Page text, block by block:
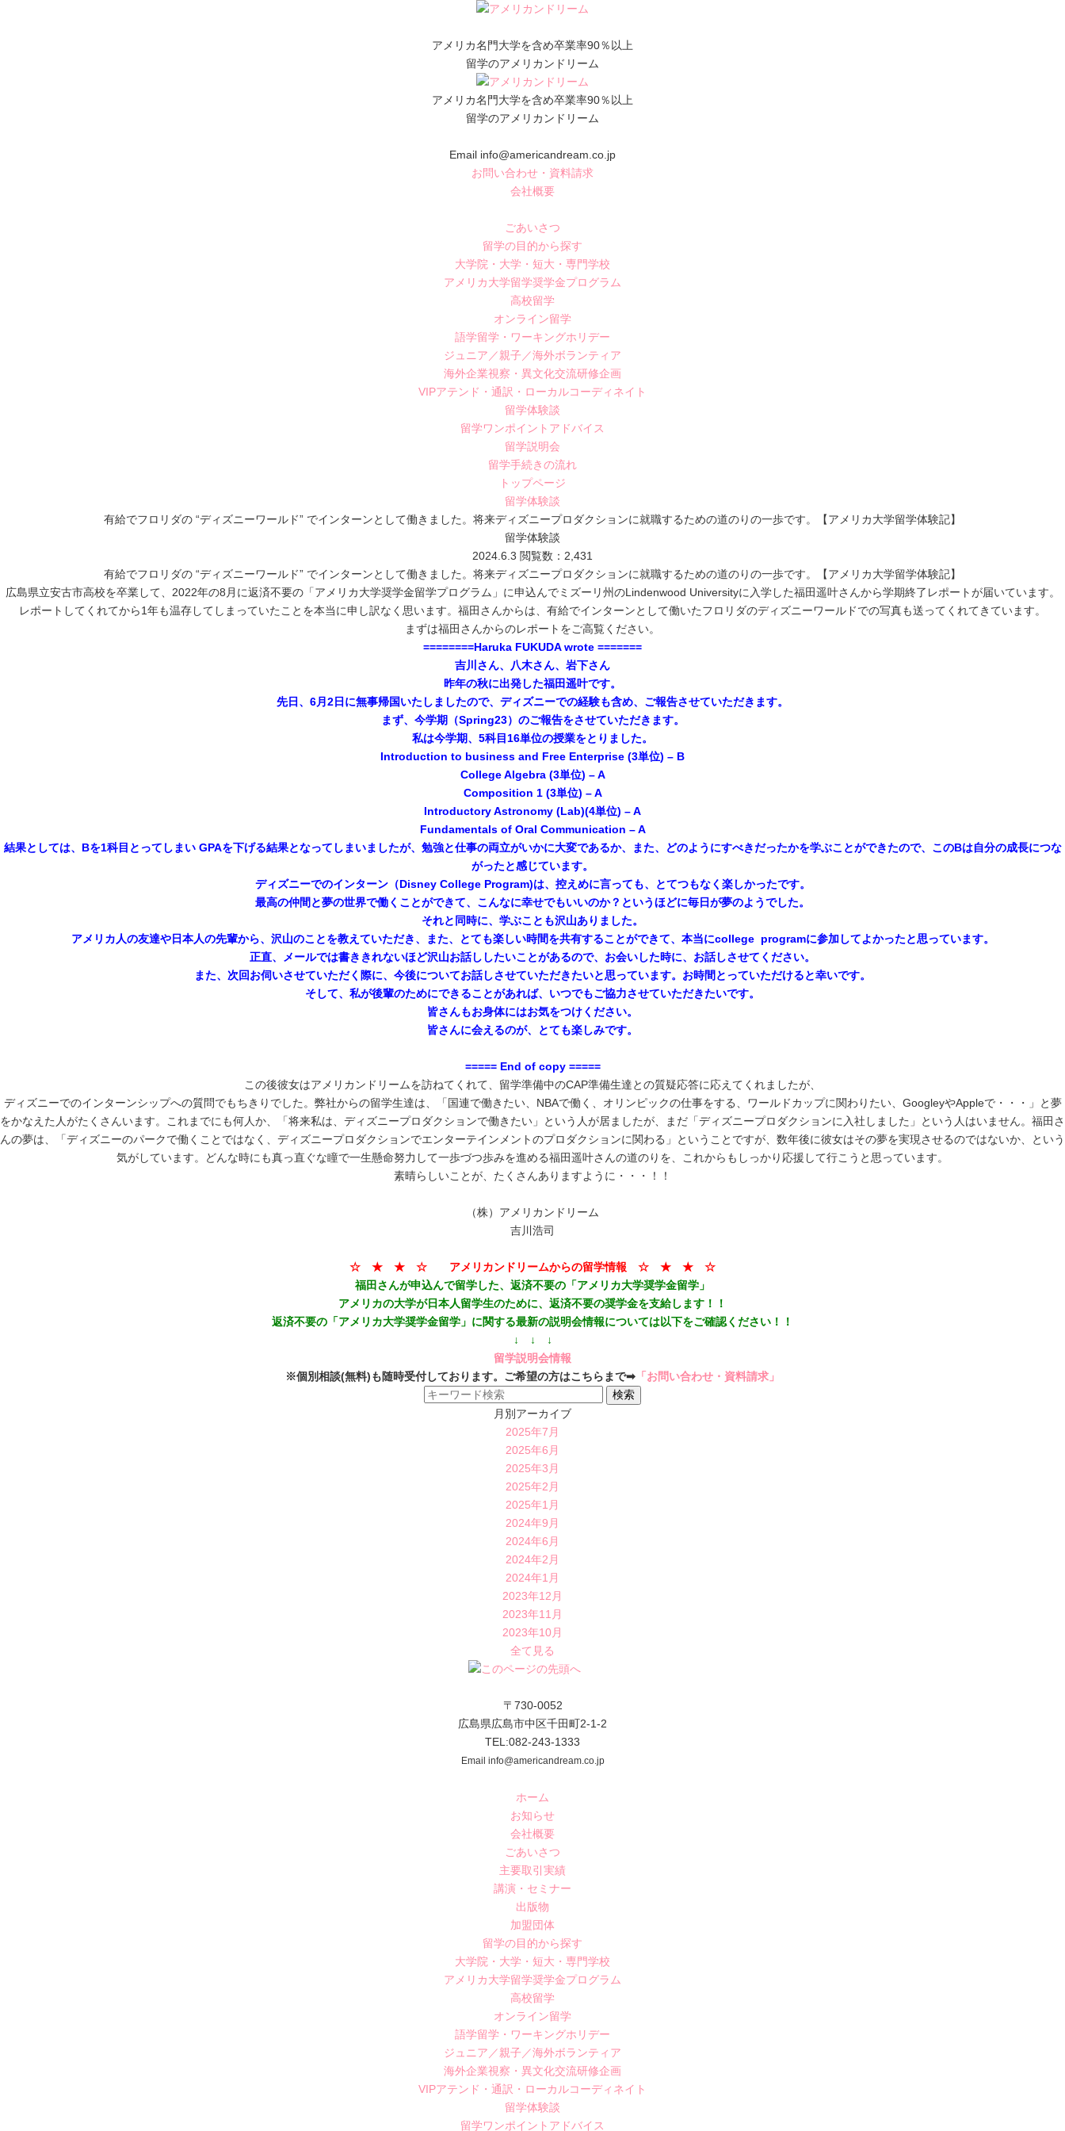
アメリカ名門大学を含め卒業率90％以上
留学のアメリカンドリーム
アメリカ名門大学を含め卒業率90％以上
留学のアメリカンドリーム
Email info@americandream.co.jp
お問い合わせ・資料請求
会社概要
ごあいさつ
留学の目的から探す
大学院・大学・短大・専門学校
アメリカ大学留学奨学金プログラム
高校留学
オンライン留学
語学留学・ワーキングホリデー
ジュニア／親子／海外ボランティア
海外企業視察・異文化交流研修企画
VIPアテンド・通訳・ローカルコーディネイト
留学体験談
留学ワンポイントアドバイス
留学説明会
留学手続きの流れ
トップページ
留学体験談
有給でフロリダの “ディズニーワールド” でインターンとして働きました。将来ディズニープロダクションに就職するための道のりの一歩です。【アメリカ大学留学体験記】
留学体験談
2024.6.3 閲覧数：2,431
有給でフロリダの “ディズニーワールド” でインターンとして働きました。将来ディズニープロダクションに就職するための道のりの一歩です。【アメリカ大学留学体験記】
広島県立安古市高校を卒業して、2022年の8月に返済不要の「アメリカ大学奨学金留学プログラム」に申込んでミズーリ州のLindenwood Universityに入学した福田遥叶さんから学期終了レポートが届いています。
レポートしてくれてから1年も温存してしまっていたことを本当に申し訳なく思います。福田さんからは、有給でインターンとして働いたフロリダのディズニーワールドでの写真も送ってくれてきています。
まずは福田さんからのレポートをご高覧ください。
========Haruka FUKUDA wrote =======
吉川さん、八木さん、岩下さん
昨年の秋に出発した福田遥叶です。
先日、6月2日に無事帰国いたしましたので、ディズニーでの経験も含め、ご報告させていただきます。
まず、今学期（Spring23）のご報告をさせていただきます。
私は今学期、5科目16単位の授業をとりました。
Introduction to business and Free Enterprise (3単位) – B
College Algebra (3単位) – A
Composition 1 (3単位) – A
Introductory Astronomy (Lab)(4単位) – A
Fundamentals of Oral Communication – A
結果としては、Bを1科目とってしまい GPAを下げる結果となってしまいましたが、勉強と仕事の両立がいかに大変であるか、また、どのようにすべきだったかを学ぶことができたので、このBは自分の成長につな
がったと感じています。
ディズニーでのインターン（Disney College Program)は、控えめに言っても、とてつもなく楽しかったです。
最高の仲間と夢の世界で働くことができて、こんなに幸せでもいいのか？というほどに毎日が夢のようでした。
それと同時に、学ぶことも沢山ありました。
アメリカ人の友達や日本人の先輩から、沢山のことを教えていただき、また、とても楽しい時間を共有することができて、本当にcollege programに参加してよかったと思っています。
正直、メールでは書ききれないほど沢山お話ししたいことがあるので、お会いした時に、お話しさせてください。
また、次回お伺いさせていただく際に、今後についてお話しさせていただきたいと思っています。お時間とっていただけると幸いです。
そして、私が後輩のためにできることがあれば、いつでもご協力させていただきたいです。
皆さんもお身体にはお気をつけください。
皆さんに会えるのが、とても楽しみです。
===== End of copy =====
この後彼女はアメリカンドリームを訪ねてくれて、留学準備中のCAP準備生達との質疑応答に応えてくれましたが、
ディズニーでのインターンシップへの質問でもちきりでした。弊社からの留学生達は、「国連で働きたい、NBAで働く、オリンピックの仕事をする、ワールドカップに関わりたい、GoogleyやAppleで・・・」と夢
をかなえた人がたくさんいます。これまでにも何人か、「将来私は、ディズニープロダクションで働きたい」という人が居ましたが、まだ「ディズニープロダクションに入社しました」という人はいません。福田さ
んの夢は、「ディズニーのパークで働くことではなく、ディズニープロダクションでエンターテインメントのプロダクションに関わる」ということですが、数年後に彼女はその夢を実現させるのではないか、という
気がしています。どんな時にも真っ直ぐな瞳で一生懸命努力して一歩づつ歩みを進める福田遥叶さんの道のりを、これからもしっかり応援して行こうと思っています。
素晴らしいことが、たくさんありますように・・・！！
（株）アメリカンドリーム
吉川浩司
☆ ★ ★ ☆ アメリカンドリームからの留学情報 ☆ ★ ★ ☆
福田さんが申込んで留学した、返済不要の「アメリカ大学奨学金留学」
アメリカの大学が日本人留学生のために、返済不要の奨学金を支給します！！
返済不要の「アメリカ大学奨学金留学」に関する最新の説明会情報については以下をご確認ください！！
↓ ↓ ↓
留学説明会情報
※個別相談(無料)も随時受付しております。ご希望の方はこちらまで➡ 「お問い合わせ・資料請求」
月別アーカイブ
2025年7月
2025年6月
2025年3月
2025年2月
2025年1月
2024年9月
2024年6月
2024年2月
2024年1月
2023年12月
2023年11月
2023年10月
全て見る
〒730-0052
広島県広島市中区千田町2-1-2
TEL:082-243-1333
Email info@americandream.co.jp
ホーム
お知らせ
会社概要
ごあいさつ
主要取引実績
講演・セミナー
出版物
加盟団体
留学の目的から探す
大学院・大学・短大・専門学校
アメリカ大学留学奨学金プログラム
高校留学
オンライン留学
語学留学・ワーキングホリデー
ジュニア／親子／海外ボランティア
海外企業視察・異文化交流研修企画
VIPアテンド・通訳・ローカルコーディネイト
留学体験談
留学ワンポイントアドバイス